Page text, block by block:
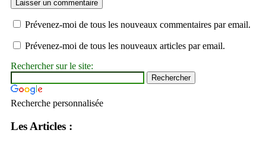
Prévenez-moi de tous les nouveaux commentaires par email.
Prévenez-moi de tous les nouveaux articles par email.
Rechercher sur le site:
Recherche personnalisée
Les Articles :